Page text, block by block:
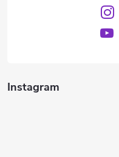
Instagram